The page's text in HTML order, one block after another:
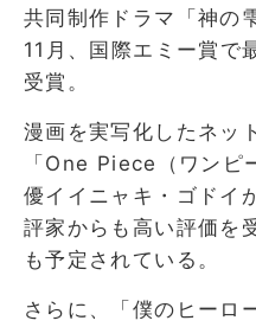
共同制作ドラマ「神
11月、国際エミー賞で
受賞。
漫画を実写化したネッ
「One Piece（ワンピ
優イイニャキ・ゴドイ
評家からも高い評価を
も予定されている。
さらに、「僕のヒーロ